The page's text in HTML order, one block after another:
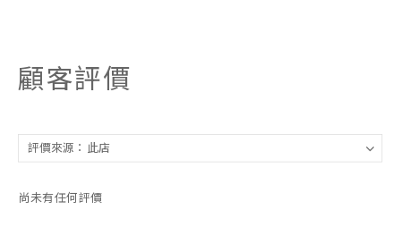
顧客評價
尚未有任何評價